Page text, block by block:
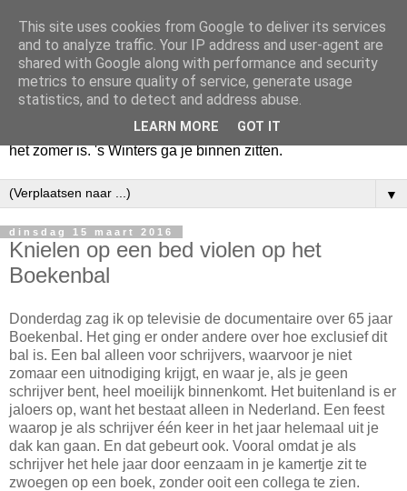
Huize Zeezicht
Als het lente is, lees ik een krant op een terras en drink een
latte uit een glas. Of om het even een boek met een
cappuccino of een dubbele espresso. Maar dat kan ook als
het zomer is. 's Winters ga je binnen zitten.
▼
dinsdag 15 maart 2016
Knielen op een bed violen op het
Boekenbal
Donderdag zag ik op televisie de documentaire over 65 jaar
Boekenbal. Het ging er onder andere over hoe exclusief dit
bal is. Een bal alleen voor schrijvers, waarvoor je niet
zomaar een uitnodiging krijgt, en waar je, als je geen
schrijver bent, heel moeilijk binnenkomt. Het buitenland is er
jaloers op, want het bestaat alleen in Nederland. Een feest
waarop je als schrijver één keer in het jaar helemaal uit je
dak kan gaan. En dat gebeurt ook. Vooral omdat je als
schrijver het hele jaar door eenzaam in je kamertje zit te
zwoegen op een boek, zonder ooit een collega te zien.
This site uses cookies from Google to deliver its services
and to analyze traffic. Your IP address and user-agent are
shared with Google along with performance and security
metrics to ensure quality of service, generate usage
statistics, and to detect and address abuse.
LEARN MORE GOT IT